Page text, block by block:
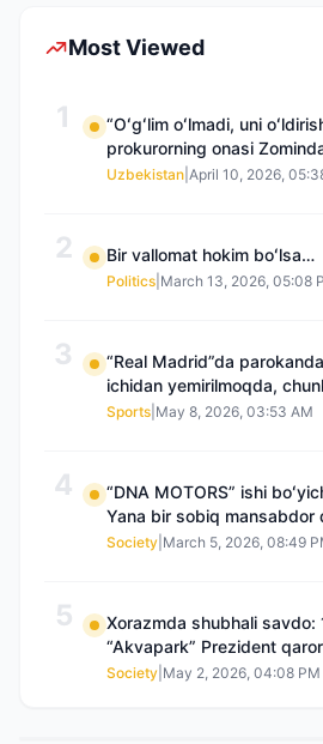
Most Viewed
1
“Oʻgʻlim oʻlmadi, uni
prokurorning onasi
qayta tergov talab
Uzbekistan April 10, 2026,
2 Bir vallomat hokim boʻlsa…
Politics March 13, 2026, 05:08
3
“Real Madrid”da
ichidan yemirilmoqda,
Sports May 8, 2026, 03:53 AM
4
“DNA MOTORS” ishi
Yana bir sobiq mansabdor
Saidnazirxanovaning
Society March 5, 2026, 08:49
5
Xorazmda shubhali savdo:
“Akvapark” Prezident
sotilgani maʼlum boʻldi
Society May 2, 2026, 04:08 PM